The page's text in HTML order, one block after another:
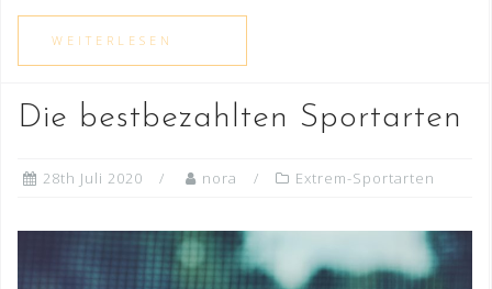
Die bestbezahlten Sportarten
28th Juli 2020 nora Extrem-Sportarten